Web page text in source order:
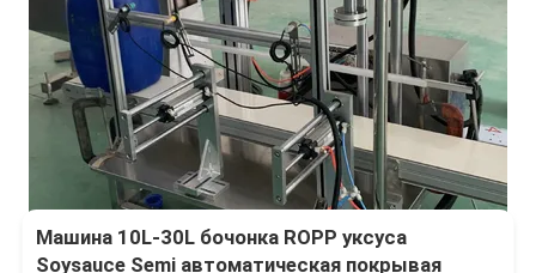
Машина 10L-30L бочонка ROPP уксуса
Soysauce Semi автоматическая покрывая